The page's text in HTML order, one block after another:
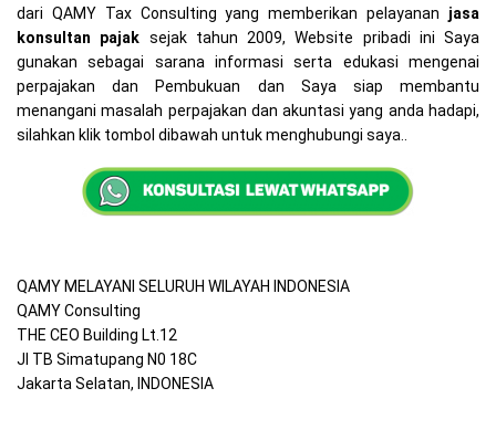
dari QAMY Tax Consulting yang memberikan pelayanan jasa
konsultan pajak sejak tahun 2009, Website pribadi ini Saya
gunakan sebagai sarana informasi serta edukasi mengenai
perpajakan dan Pembukuan dan Saya siap membantu
menangani masalah perpajakan dan akuntasi yang anda hadapi,
silahkan klik tombol dibawah untuk menghubungi saya..
QAMY MELAYANI SELURUH WILAYAH INDONESIA
QAMY Consulting
THE CEO Building Lt.12
Jl TB Simatupang N0 18C
Jakarta Selatan, INDONESIA